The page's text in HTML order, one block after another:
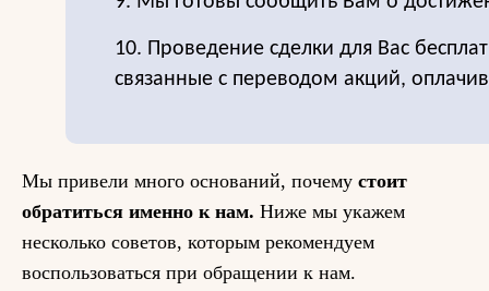
10. Проведение сделки для Вас
связанные с переводом акций,
Мы привели много оснований, почему стоит
обратиться именно к нам. Ниже мы укажем
несколько советов, которым рекомендуем
воспользоваться при обращении к нам.